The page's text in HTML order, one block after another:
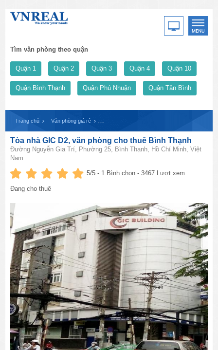
Tìm văn phòng theo quận
Quận 1 Quận 2 Quận 3 Quận 4 Quận 10
Quận Bình Thạnh Quận Phú Nhuận Quận Tân Bình
Trang chủ Văn phòng giá rẻ
Tòa nhà GIC D2, văn phòng cho thuê Bình Thạnh
Đường Nguyễn Gia Trí, Phường 25, Bình Thạnh, Hồ Chí Minh, Việt
Nam
5/5 - 1 Bình chọn - 3467 Lượt xem
Đang cho thuê